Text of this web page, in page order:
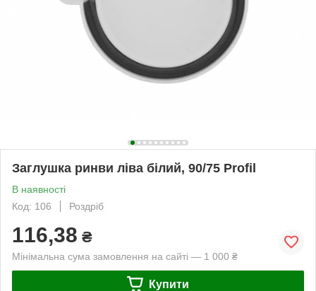
Заглушка ринви ліва білий, 90/75 Profil
В наявності
Код: 106
Роздріб
116,38 ₴
Мінімальна сума замовлення на сайті — 1 000 ₴
Купити